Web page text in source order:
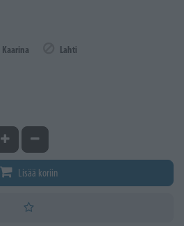
Kaarina
Lahti
Kasvata määrääVähennä määrää
Lisää koriin